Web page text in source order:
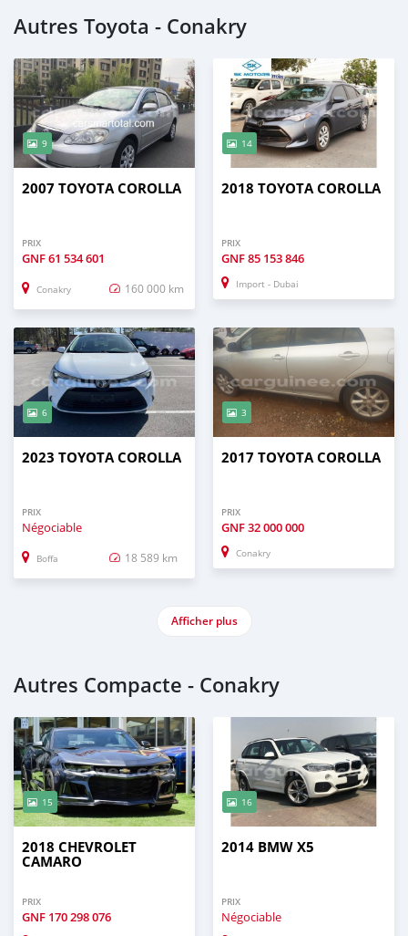
Autres Toyota - Conakry
9
2007 TOYOTA COROLLA
PRIX
GNF61 534 601
Conakry 160 000 km
14
2018 TOYOTA COROLLA
PRIX
GNF85 153 846
Import - Dubai
6
2023 TOYOTA COROLLA
PRIX
Négociable
Boffa 18 589 km
3
2017 TOYOTA COROLLA
PRIX
GNF32 000 000
Conakry
Afficher plus
Autres Compacte - Conakry
15
2018 CHEVROLET
CAMARO
PRIX
GNF 170 298 076
16
2014 BMW X5
PRIX
Négociable